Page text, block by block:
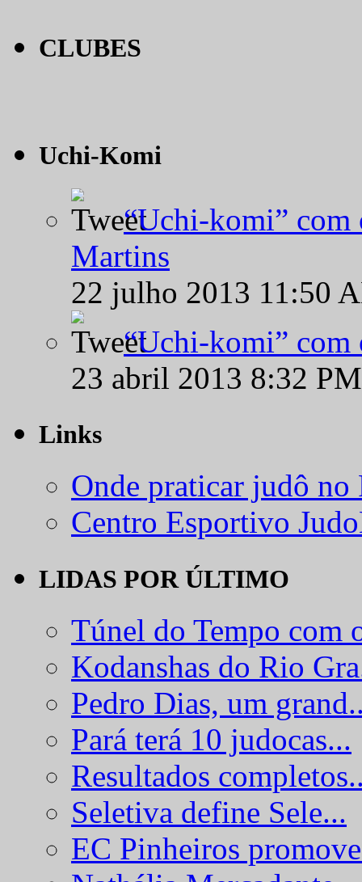
CLUBES
Uchi-Komi
“Uchi-komi” com
Martins
22 julho 2013 11:50
“Uchi-komi” com
23 abril 2013 8:32
Links
Onde praticar judô
Centro Esportivo
LIDAS POR ÚLTIMO
Túnel do Tempo com
Kodanshas do Rio
Pedro Dias, um
Pará terá 10 judocas...
Resultados
Seletiva define Sele...
EC Pinheiros